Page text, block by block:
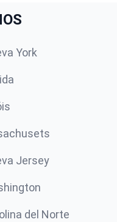
York
Jersey
del Norte